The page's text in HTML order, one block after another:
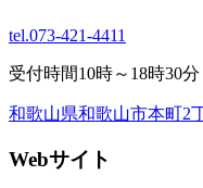
tel.073-421-4411
受付時間10時～18時30
和歌山県和歌山市本町2
Webサイト